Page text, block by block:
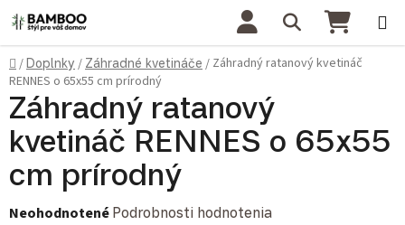
Prejsť na obsah Hľadať
Domov
/Doplnky / Záhradné kvetináče / Záhradný ratanový kvetináč
RENNES o 65x55 cm prírodný
Záhradný ratanový
kvetináč RENNES o 65x55
cm prírodný
Priemerné hodnotenie produktu je 0,0 z 5 hviezdičiek.
Neohodnotené Podrobnosti hodnotenia